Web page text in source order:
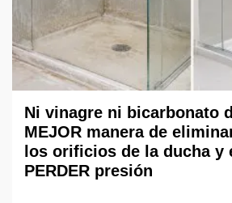
Ni vinagre ni bicarbonato
MEJOR manera de
los orificios de la ducha y
PERDER presión